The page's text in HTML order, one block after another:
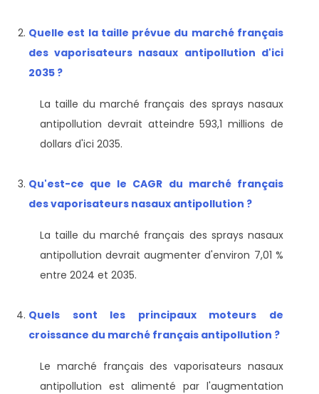
Quelle est la taille prévue du marché français
des vaporisateurs nasaux antipollution d'ici
2035 ?
La taille du marché français des sprays nasaux
antipollution devrait atteindre 593,1 millions de
dollars d'ici 2035.
Qu'est-ce que le CAGR du marché français
des vaporisateurs nasaux antipollution ?
La taille du marché français des sprays nasaux
antipollution devrait augmenter d'environ 7,01 %
entre 2024 et 2035.
Quels sont les principaux moteurs de
croissance du marché français antipollution ?
Le marché français des vaporisateurs nasaux
antipollution est alimenté par l'augmentation